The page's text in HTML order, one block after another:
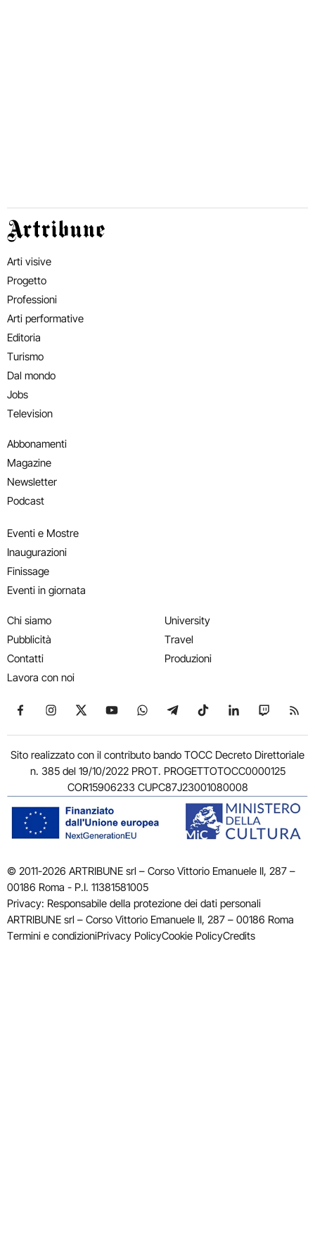
Artribune
Arti visive
Progetto
Professioni
Arti performative
Editoria
Turismo
Dal mondo
Jobs
Television
Abbonamenti
Magazine
Newsletter
Podcast
Eventi e Mostre
Inaugurazioni
Finissage
Eventi in giornata
Chi siamo
Pubblicità
Contatti
Lavora con noi
University
Travel
Produzioni
Seguici su Facebook
Seguici su Instagram
Seguici su X
Seguici su YouTube
Seguici su WhatsApp
Seguici su Telegram
Seguici su TikTok
Seguici su
Seguici
Sito realizzato con il contributo bando TOCC Decreto Direttoriale
n. 385 del 19/10/2022 PROT. PROGETTOTOCC0000125
COR15906233 CUPC87J23001080008
© 2011-2026 ARTRIBUNE srl – Corso Vittorio Emanuele II, 287 –
00186 Roma - P.I. 11381581005
Privacy: Responsabile della protezione dei dati personali
ARTRIBUNE srl – Corso Vittorio Emanuele II, 287 – 00186 Roma
Termini e condizioniPrivacy PolicyCookie PolicyCredits